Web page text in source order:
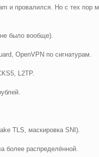
и провалился. Но с тех пор
было вообще).
OpenVPN по сигнатурам.
L2TP.
TLS, маскировка SNI).
более распределённой.